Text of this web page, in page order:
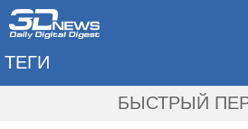
ТЕГИ
БЫСТРЫЙ